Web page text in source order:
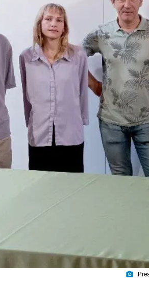
photo_camera